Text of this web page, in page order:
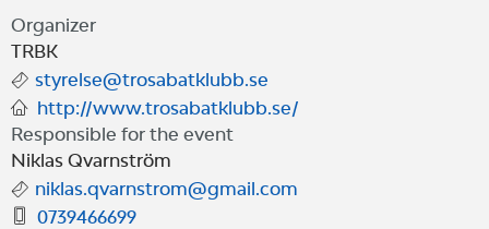
Organizer
TRBK
styrelse@trosabatklubb.se
http://www.trosabatklubb.se/
Responsible for the event
Niklas Qvarnström
niklas.qvarnstrom@gmail.com
0739466699